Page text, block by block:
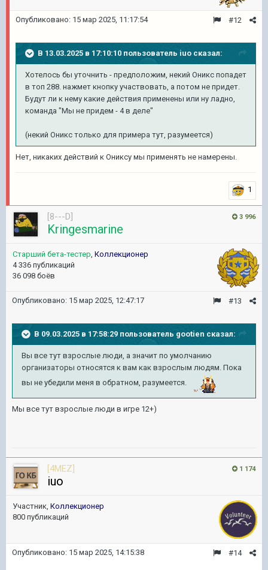
#12
Опубликовано: 15 мар 2025, 11:17:54
В 13.03.2025 в 17:10:10 пользователь iuo сказал:
Хотелось бы уточнить - предположим, некий Оникс попадет
в топ 288. нажмет кнопку участвовать, а потом не придет.
Будут ли к нему какие действия применены или ну ладно,
команда "Мы не придем - 4 в деле"
(некий Оникс только для примера тут, разумеется)
Нет, никаких действий к Ониксу мы применять не намерены.
1
3 996
[8---D]
Kringesmarine
Старший бета-тестер, Коллекционер
4 336 публикаций
36 098 боёв
#13
Опубликовано: 15 мар 2025, 12:47:17
В 09.03.2025 в 17:58:29 пользователь gootien сказал:
Вы все тут взрослые люди, а значит по умолчанию
организаторы относятся к вам как взрослым людям. Пока
вы не убедили меня в обратном, разумеется.
Мы все тут взрослые люди в игре 12+)
1 174
[4MEZ]
iuo
Участник, Коллекционер
800 публикаций
#14
Опубликовано: 15 мар 2025, 14:15:38